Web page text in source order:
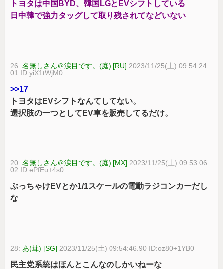
トヨタは中国BYD、韓国LGとEVシフトしている
日中韓で強力タッグして取り残されてなどいない
26:名無しさん＠涙目です。(庭) [RU] 2023/11/25(土) 09:54:24.
01 ID:yiX1tWjM0
>>17
トヨタはEVシフトなんてしてない。
選択肢の一つとしてEV車を販売してるだけ。
20:名無しさん＠涙目です。(庭) [MX] 2023/11/25(土) 09:53:06.
02 ID:ePfEu+4s0
ぶっちゃけEVとか1/1スケールの電動ラジコンカーだし
な
28: あ(茸) [SG] 2023/11/25(土) 09:54:46.90 ID:oz80+1YB0
民主党系統はほんとこんなのしかいねーな